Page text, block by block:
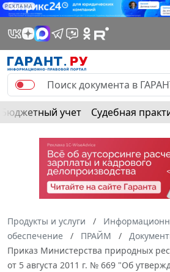
РЕКЛАМА
Бюджетный учет Судебная
Продукты и услуги
обеспечение
ПРАЙМ
Приказ Министерства природных
от 5 августа 2011 г. № 669 "Об